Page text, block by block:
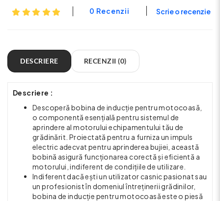
0 Recenzii Scrie o recenzie
DESCRIERE RECENZII (0)
Descriere :
Descoperă bobina de inducție pentru motocoasă,
o componentă esențială pentru sistemul de
aprindere al motorului echipamentului tău de
grădinărit. Proiectată pentru a furniza un impuls
electric adecvat pentru aprinderea bujiei, această
bobină asigură funcționarea corectă și eficientă a
motorului, indiferent de condițiile de utilizare.
Indiferent dacă ești un utilizator casnic pasionat sau
un profesionist în domeniul întreținerii grădinilor,
bobina de inducție pentru motocoasă este o piesă